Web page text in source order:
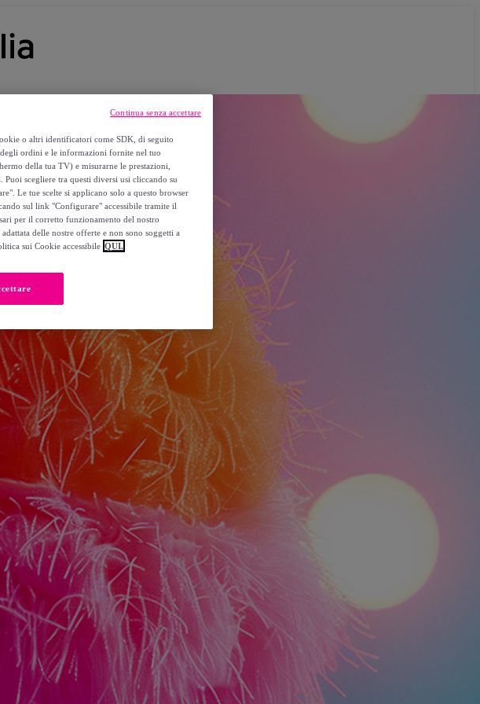
o altri identificatori come SDK, di seguito
ordini e le informazioni fornite nel tuo
della tua TV) e misurarne le prestazioni,
scegliere tra questi diversi usi cliccando su
Le tue scelte si applicano solo a questo browser
sul link "Configurare" accessibile tramite il
per il corretto funzionamento del nostro
delle nostre offerte e non sono soggetti a
sui Cookie accessibile QUI.
Continua senza accettare